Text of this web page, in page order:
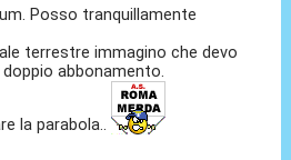
Posso tranquillamente
terrestre immagino che devo
abbonamento.
la parabola..